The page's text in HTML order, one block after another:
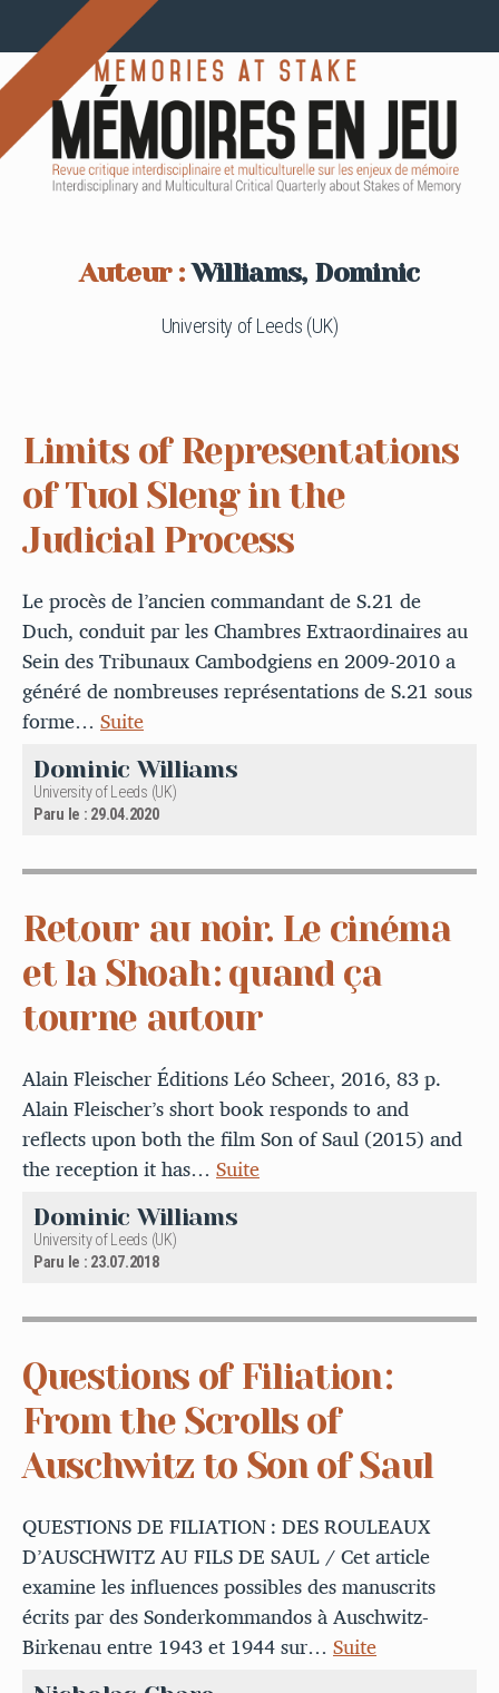
Auteur : Williams, Dominic
University of Leeds (UK)
Limits of Representations
of Tuol Sleng in the
Judicial Process
Le procès de l’ancien commandant de S.21 de
Duch, conduit par les Chambres Extraordinaires au
Sein des Tribunaux Cambodgiens en 2009-2010 a
généré de nombreuses représentations de S.21 sous
forme… Suite
Dominic Williams
University of Leeds (UK)
Paru le : 29.04.2020
Retour au noir. Le cinéma
et la Shoah : quand ça
tourne autour
Alain Fleischer Éditions Léo Scheer, 2016, 83 p.
Alain Fleischer’s short book responds to and
reflects upon both the film Son of Saul (2015) and
the reception it has… Suite
Dominic Williams
University of Leeds (UK)
Paru le : 23.07.2018
Questions of Filiation :
From the Scrolls of
Auschwitz to Son of Saul
QUESTIONS DE FILIATION : DES ROULEAUX
D’AUSCHWITZ AU FILS DE SAUL / Cet article
examine les influences possibles des manuscrits
écrits par des Sonderkommandos à Auschwitz-
Birkenau entre 1943 et 1944 sur… Suite